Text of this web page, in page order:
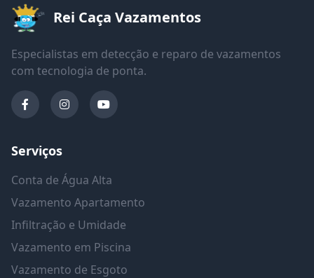
Rei Caça Vazamentos
Especialistas em detecção e reparo de vazamentos
com tecnologia de ponta.
Serviços
Conta de Água Alta
Vazamento Apartamento
Infiltração e Umidade
Vazamento em Piscina
Vazamento de Esgoto